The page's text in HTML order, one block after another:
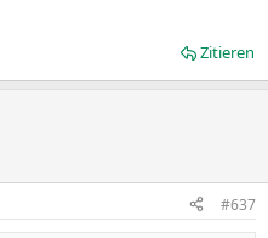
Zitieren
#637